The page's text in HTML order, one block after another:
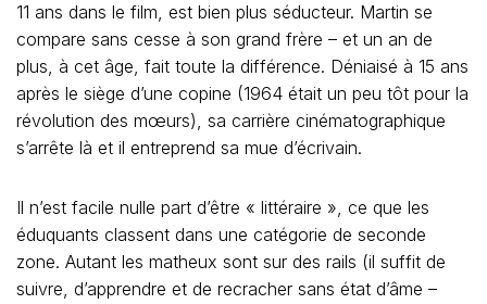
11 ans dans le film, est bien plus séducteur. Martin se
compare sans cesse à son grand frère – et un an de
plus, à cet âge, fait toute la différence. Déniaisé à 15 ans
après le siège d’une copine (1964 était un peu tôt pour la
révolution des mœurs), sa carrière cinématographique
s’arrête là et il entreprend sa mue d’écrivain.
Il n’est facile nulle part d’être « littéraire », ce que les
éduquants classent dans une catégorie de seconde
zone. Autant les matheux sont sur des rails (il suffit de
suivre, d’apprendre et de recracher sans état d’âme –